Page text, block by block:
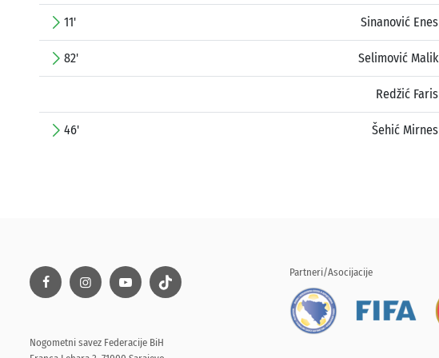
11' Sinanović Enes
82' Selimović Malik
Redžić Faris
46' Šehić Mirnes
Nogometni savez Federacije BiH
Partneri/Asocijacije